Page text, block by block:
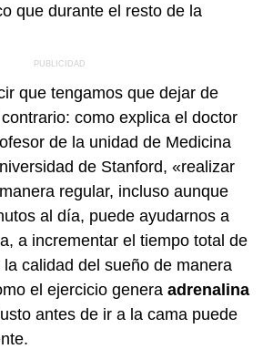
que durante el resto de la
que tengamos que dejar de
como explica el doctor
de la unidad de Medicina
de Stanford, «realizar
regular, incluso aunque
al día, puede ayudarnos a
a incrementar el tiempo total de
calidad del sueño de manera
el ejercicio genera adrenalina
antes de ir a la cama puede